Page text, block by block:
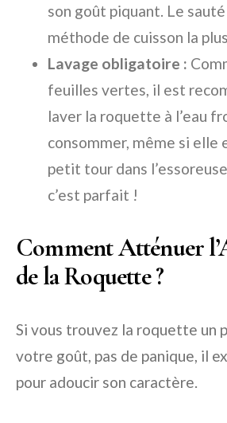
son goût piquant. Le
méthode de cuisson la
Lavage obligatoire :
feuilles vertes, il est
laver la roquette à l’eau
consommer, même si elle
petit tour dans
c’est parfait !
Comment Atténuer
de la Roquette ?
Si vous trouvez la roquette un
votre goût, pas de panique, il
pour adoucir son caractère.